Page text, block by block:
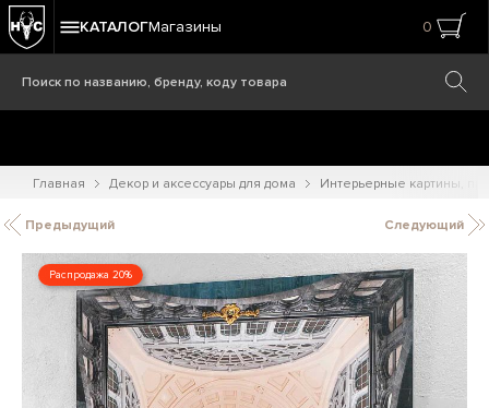
КАТАЛОГМагазины 0
Главная Декор и аксессуары для дома Интерьерные картины,
Предыдущий Следующий
Распродажа 20%